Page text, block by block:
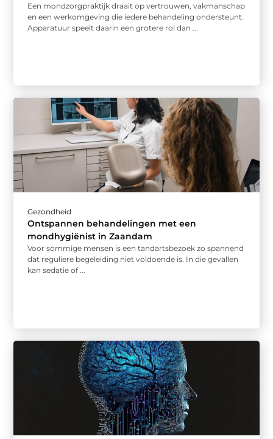
Een mondzorgpraktijk draait op vertrouwen, vakmanschap
en een werkomgeving die iedere behandeling ondersteunt.
Apparatuur speelt daarin een grotere rol dan ...
Gezondheid
Ontspannen behandelingen met een
mondhygiënist in Zaandam
Voor sommige mensen is een tandartsbezoek zo spannend
dat reguliere begeleiding niet voldoende is. In die gevallen
kan sedatie of ...